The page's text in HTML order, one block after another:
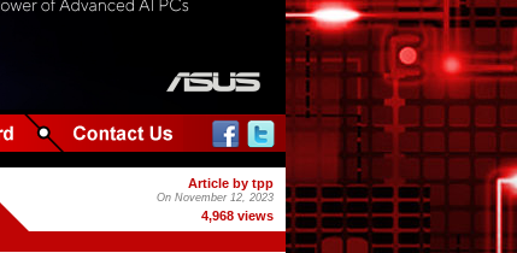
Article by tpp
On November 12, 2023
4,968 views